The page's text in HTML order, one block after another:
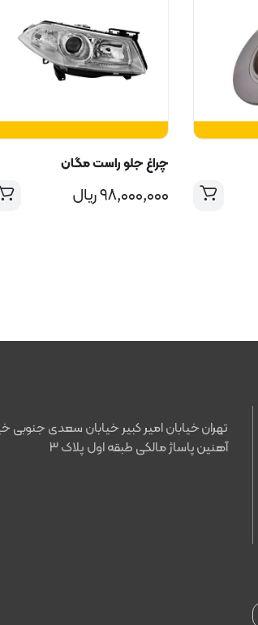
چراغ جلو راست مگان
۹۸,۰۰۰,۰۰۰ریال
تهران خیابان امیر کبیر خیابان سعدی جنوبی
آهنین پاساژ مالکی طبقه اول پلاک ۳